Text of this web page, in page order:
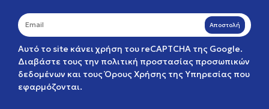
Αποστολή
Αυτό το site κάνει χρήση του reCAPTCHA της Google.
Διαβάστε τους την πολιτική προστασίας προσωπικών
δεδομένων και τουςΌρους Χρήσης της Υπηρεσίας που
εφαρμόζονται.